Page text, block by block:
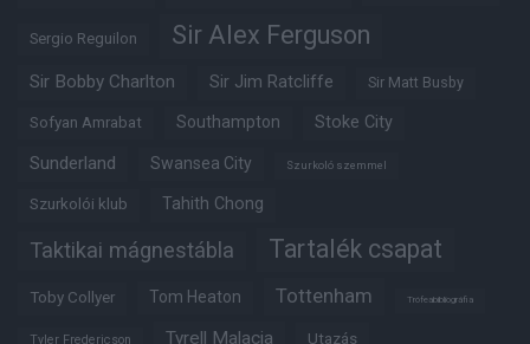
Sergio Reguilon Sir Alex Ferguson
Sir Bobby Charlton Sir Jim Ratcliffe Sir Matt Busby
Sofyan Amrabat Southampton Stoke City
Sunderland Swansea City Szurkoló szemmel
Szurkolói klub Tahith Chong
Taktikai mágnestábla Tartalék csapat
Toby Collyer Tom Heaton Tottenham Trófeabibliográfia
Tyler Fredericson Tyrell Malacia Utazás